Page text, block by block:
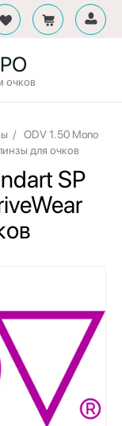
очков
/ODV 1.50 Mono
для очков
SP